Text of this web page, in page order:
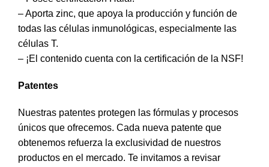
– Aporta zinc, que apoya la producción y función de
todas las células inmunológicas, especialmente las
células T.
– ¡El contenido cuenta con la certificación de la NSF!
Patentes
Nuestras patentes protegen las fórmulas y procesos
únicos que ofrecemos. Cada nueva patente que
obtenemos refuerza la exclusividad de nuestros
productos en el mercado. Te invitamos a revisar